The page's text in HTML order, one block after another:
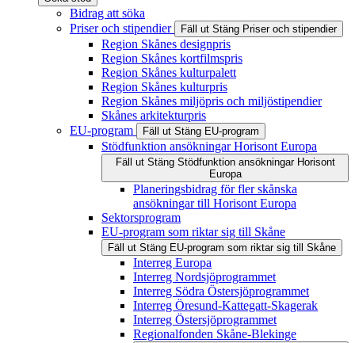
Bidrag att söka
Priser och stipendier
Fäll ut Stäng Priser och stipendier
Region Skånes designpris
Region Skånes kortfilmspris
Region Skånes kulturpalett
Region Skånes kulturpris
Region Skånes miljöpris och miljöstipendier
Skånes arkitekturpris
EU-program
Fäll ut Stäng EU-program
Stödfunktion ansökningar Horisont Europa
Fäll ut Stäng Stödfunktion ansökningar Horisont
Europa
Planeringsbidrag för fler skånska
ansökningar till Horisont Europa
Sektorsprogram
EU-program som riktar sig till Skåne
Fäll ut Stäng EU-program som riktar sig till Skåne
Interreg Europa
Interreg Nordsjöprogrammet
Interreg Södra Östersjöprogrammet
Interreg Öresund-Kattegatt-Skagerak
Interreg Östersjöprogrammet
Regionalfonden Skåne-Blekinge